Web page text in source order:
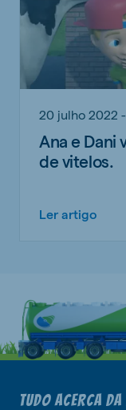
20 julho 2022
Ana e Dani
de vitelos.
Ler artigo
TUDO ACERCA